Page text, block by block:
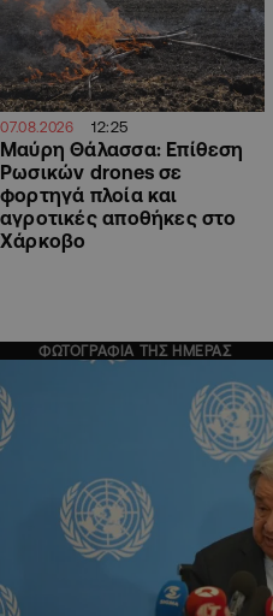
07.08.2026 12:25
Μαύρη Θάλασσα: Επίθεση
Ρωσικών drones σε
φορτηγά πλοία και
αγροτικές αποθήκες στο
Χάρκοβο
ΦΩΤΟΓΡΑΦΙΑ ΤΗΣ ΗΜΕΡΑΣ